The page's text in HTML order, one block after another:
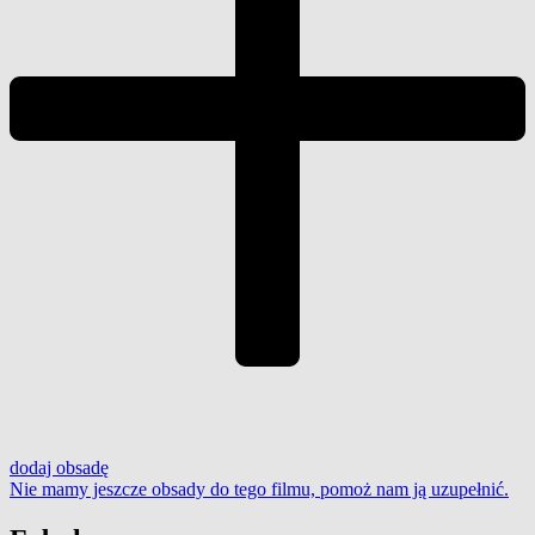
dodaj obsadę
Nie mamy jeszcze obsady do tego filmu, pomoż nam ją uzupełnić.